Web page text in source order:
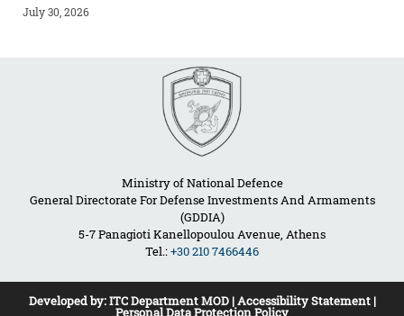
July 30, 2026
Ministry of National Defence
General Directorate For Defense Investments And Armaments
(GDDIA)
5-7 Panagioti Kanellopoulou Avenue, Athens
Tel.:+30 210 7466446
Developed by:ITC Department MOD|Accessibility Statement|
Personal Data Protection Policy